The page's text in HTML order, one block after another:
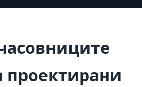
проектирани